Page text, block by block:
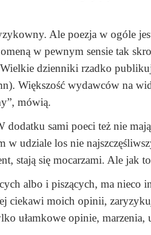
Ale poezja w ogóle
w pewnym sensie tak
Wielkie dzienniki rzadko
Większość wydawców na
mówią.
sami poeci też nie
w udziale los nie
stają się mocarzami. Ale jak
albo i piszących, ma nieco
ciekawi moich opinii,
ułamkowe opinie, marzenia,